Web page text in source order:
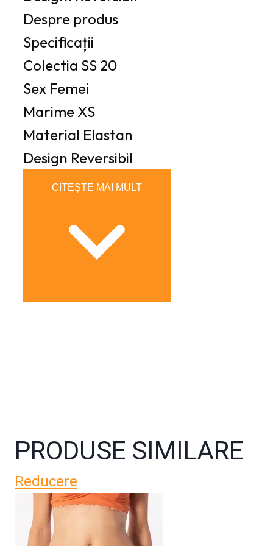
Despre produs
Specificații
Colectia SS 20
Sex Femei
Marime XS
Material Elastan
Design Reversibil
PRODUSE SIMILARE
Reducere